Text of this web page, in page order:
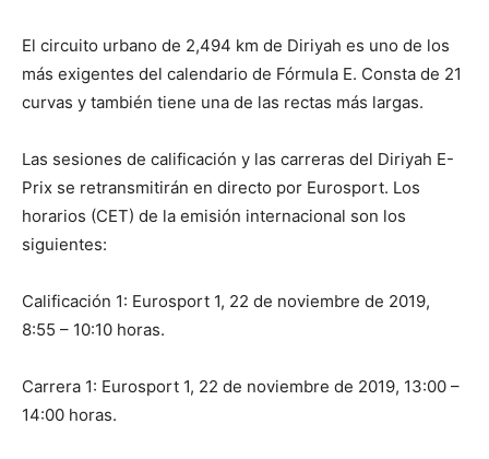
El circuito urbano de 2,494 km de Diriyah es uno de los
más exigentes del calendario de Fórmula E. Consta de 21
curvas y también tiene una de las rectas más largas.
Las sesiones de calificación y las carreras del Diriyah E-
Prix se retransmitirán en directo por Eurosport. Los
horarios (CET) de la emisión internacional son los
siguientes:
Calificación 1: Eurosport 1, 22 de noviembre de 2019,
8:55 – 10:10 horas.
Carrera 1: Eurosport 1, 22 de noviembre de 2019, 13:00 –
14:00 horas.